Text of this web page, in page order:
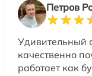
Петров
Удивительный
качественно
работает как